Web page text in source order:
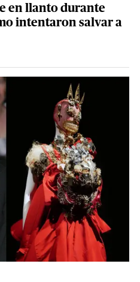
en llanto durante
intentaron salvar a